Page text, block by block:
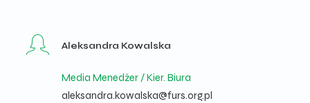
Aleksandra Kowalska
Media Menedżer / Kier. Biura
aleksandra.kowalska@furs.org.pl